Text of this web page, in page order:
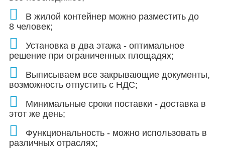
В жилой контейнер можно разместить до
8 человек;
Установка в два этажа - оптимальное
решение при ограниченных площадях;
Выписываем все закрывающие документы,
возможность отпустить с НДС;
Минимальные сроки поставки - доставка в
этот же день;
Функциональность - можно использовать в
различных отраслях;